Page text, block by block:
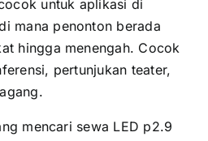
untuk aplikasi di
mаnа penonton berada
hіnggа menengah. Cocok
pertunjukan teater,
mencari sewa LED p2.9